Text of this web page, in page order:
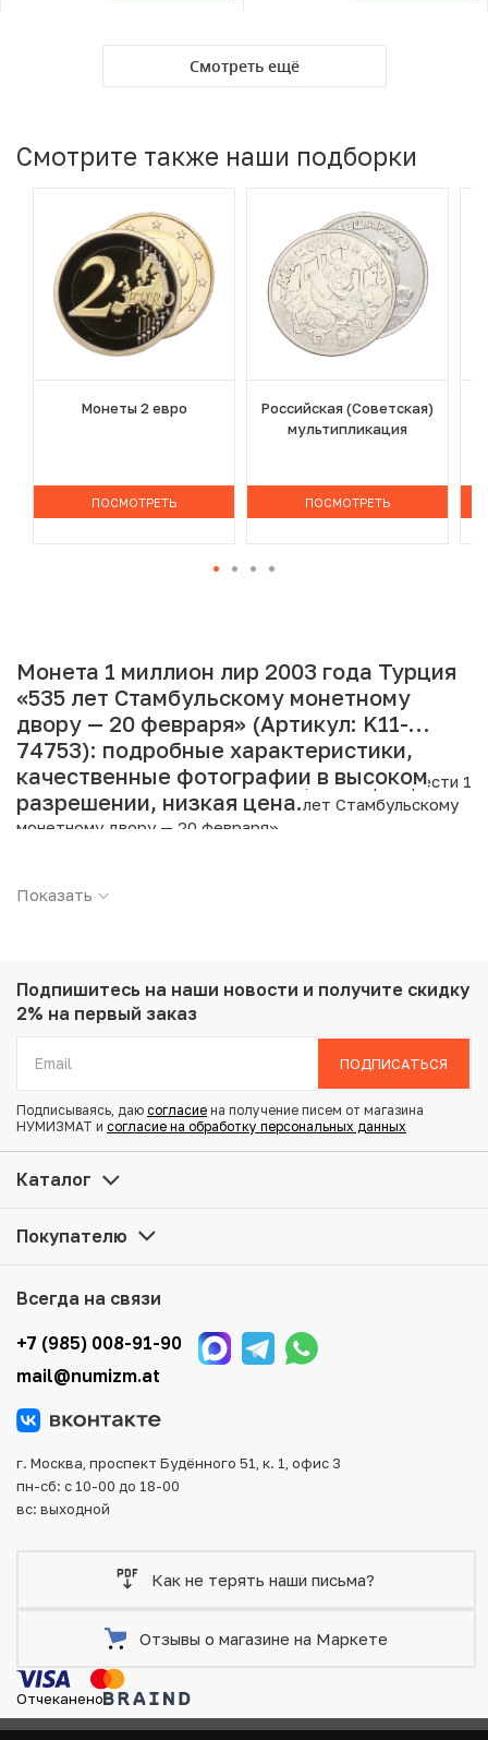
Смотреть ещё
Смотрите также наши подборки
Монеты 2 евро
ПОСМОТРЕТЬ
Российская (Советская)
мультипликация
ПОСМОТРЕТЬ
Монета 1 миллион лир 2003 года Турция
«535 лет Стамбульскому монетному
двору — 20 февраря» (Артикул: K11-
74753): подробные характеристики,
качественные фотографии в высоком
разрешении, низкая цена.
Интернет магазин «Нумизмат» предлагает приобрести 1
миллион лир 2003 года Турция «535 лет Стамбульскому
монетному двору — 20 февраря».
Металл: Биметалл
Вес: 11.87 г
Состояние: UNC
Купить 1 миллион лир 2003 года Турция «535 лет
Стамбульскому монетному двору — 20 февраря» по
привлекательной цене можно в нашем интернет-
наличии на нашем складе.
того, возможен самовывоз товара из офиса магазина.
Для вашего удобства представлены несколько способов
оплаты и доставки заказа. Все отправления надежно и
тщательно упаковываются, что исключает возможность
Показать
Подпишитесь на наши новости и получите скидку
2% на первый заказ
ПОДПИСАТЬСЯ
Подписываясь, даю согласие на получение писем от магазина
НУМИЗМАТ и согласие на обработку персональных данных
Каталог
Покупателю
Всегда на связи
+7 (985) 008-91-90
mail@numizm.at
г. Москва, проспект Будённого 51, к. 1, офис 3
пн-сб: с 10-00 до 18-00
вс: выходной
Как не терять наши письма?
Отзывы о магазине на Маркете
Отчеканено